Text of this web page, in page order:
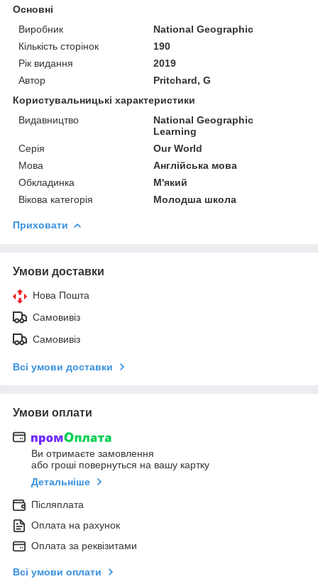
Основні
Виробник
National Geographic
Кількість сторінок
190
Рік видання
2019
Автор
Pritchard, G
Користувальницькі характеристики
Видавництво
National Geographic
Learning
Серія
Our World
Мова
Англійська мова
Обкладинка
М'який
Вікова категорія
Молодша школа
Приховати
Умови доставки
Нова Пошта
Самовивіз
Самовивіз
Всі умови доставки
Умови оплати
Ви отримаєте замовлення
або гроші повернуться на вашу картку
Детальніше
Післяплата
Оплата на рахунок
Оплата за реквізитами
Всі умови оплати